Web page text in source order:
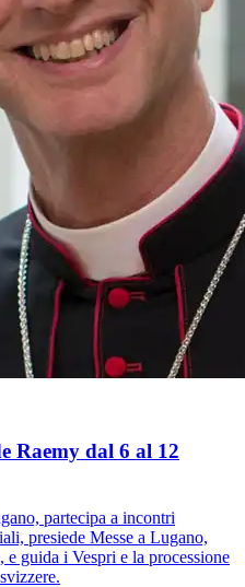
Raemy dal 6 al 12
partecipa a incontri
presiede Messe a Lugano,
e guida i Vespri e la processione